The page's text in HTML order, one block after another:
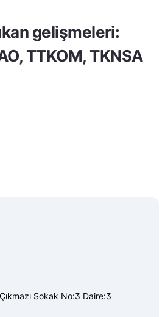
gelişmeleri:
TTKOM, TKNSA
Sokak No:3 Daire:3